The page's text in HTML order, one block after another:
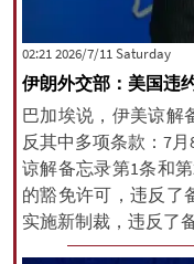
‫Saturday‬ 2026/7/11 02:21
伊朗外交部：美国违
巴加埃说，伊美谅解
反其中多项条款：7
谅解备忘录第1条和
的豁免许可，违反了
实施新制裁，违反了